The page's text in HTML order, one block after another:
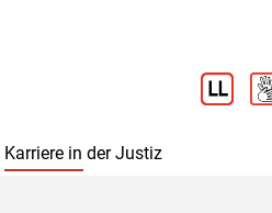
Karriere in der Justiz